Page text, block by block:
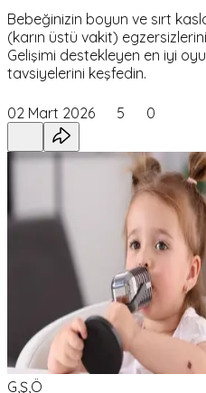
Bebeğinizin boyun ve sırt
(karın üstü vakit)
Gelişimi destekleyen en iyi
tavsiyelerini keşfedin.
02 Mart 2026 5 0
G,Ş,Ö